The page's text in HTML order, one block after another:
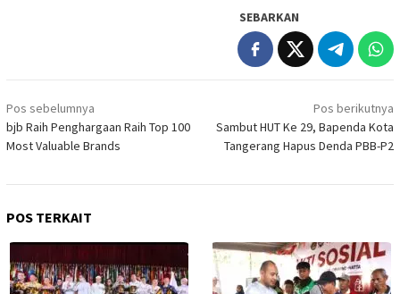
SEBARKAN
Navigasi
pos
Pos sebelumnya
bjb Raih Penghargaan Raih Top 100
Most Valuable Brands
Pos berikutnya
Sambut HUT Ke 29, Bapenda Kota
Tangerang Hapus Denda PBB-P2
POS TERKAIT